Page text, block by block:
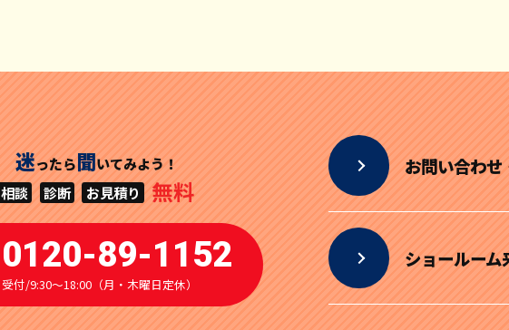
迷ったら聞いてみよう！
相談
診断 お見積り 無料
0120-89-1152
受付/9:30～18:00（月・木曜日定休）
お問い合わせ
ショールーム